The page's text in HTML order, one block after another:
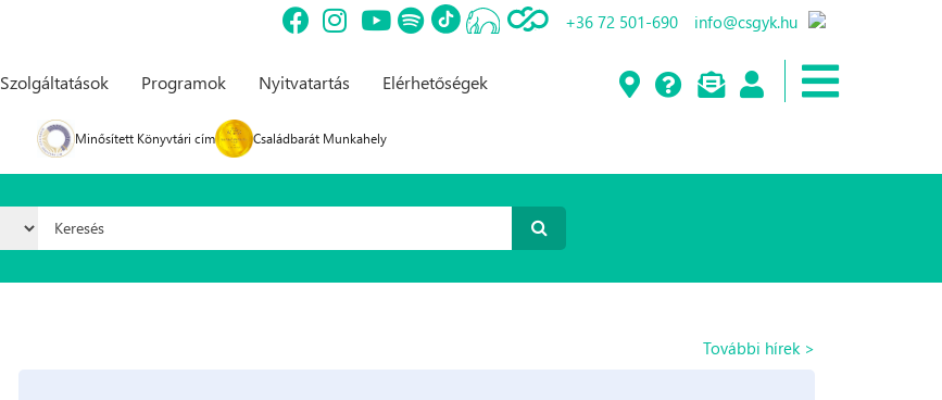
+36 72 501-690 info@csgyk.hu
Szolgáltatások Programok Nyitvatartás Elérhetőségek
Minősített Könyvtári cím Családbarát Munkahely
Keresés űrlap
További hírek >